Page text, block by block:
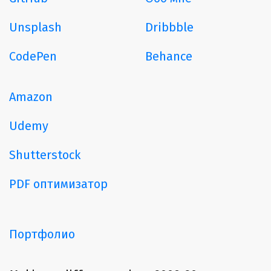
Unsplash
CodePen
Dribbble
Behance
Amazon
Udemy
Shutterstock
PDF оптимизатор
Портфолио